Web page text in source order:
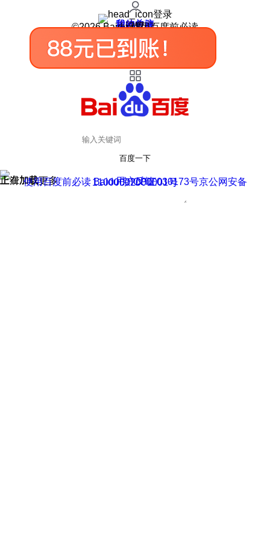
登录
我的关注
我的收藏
皮肤中心
用户反馈
设置
©2026 Baidu 使用百度前必读
百度一下
正在加载
上滑加载更多 用户反馈
使用百度前必读 Baidu 京ICP证030173号
京公网安备11000002000001号